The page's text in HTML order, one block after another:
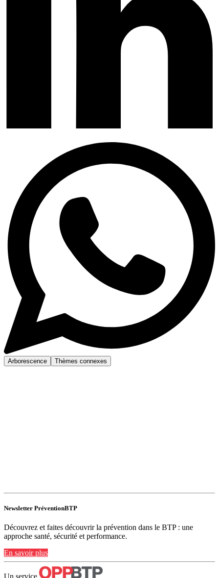
Arborescence Thèmes connexes
Newsletter PréventionBTP
Découvrez et faites découvrir la prévention dans le BTP : une
approche santé, sécurité et performance.
En savoir plus
Un service